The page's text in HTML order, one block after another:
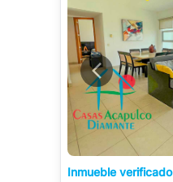
Inmueble verificado